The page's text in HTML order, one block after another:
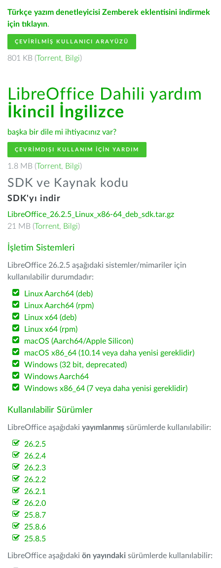
Türkçe yazım denetleyicisi Zemberek eklentisini indirmek
için tıklayın.
ÇEVIRILMIŞ KULLANICI ARAYÜZÜ
801 KB (Torrent, Bilgi)
LibreOffice Dahili yardım
İkincil İngilizce
başka bir dile mi ihtiyacınız var?
ÇEVRIMDIŞI KULLANIM IÇIN YARDIM
1.8 MB (Torrent, Bilgi)
SDK ve Kaynak kodu
SDK'yı indir
LibreOffice_26.2.5_Linux_x86-64_deb_sdk.tar.gz
21 MB (Torrent, Bilgi)
İşletim Sistemleri
LibreOffice 26.2.5 aşağıdaki sistemler/mimariler için
kullanılabilir durumdadır:
Linux Aarch64 (deb)
Linux Aarch64 (rpm)
Linux x64 (deb)
Linux x64 (rpm)
macOS (Aarch64/Apple Silicon)
macOS x86_64 (10.14 veya daha yenisi gereklidir)
Windows (32 bit, deprecated)
Windows Aarch64
Windows x86_64 (7 veya daha yenisi gereklidir)
Kullanılabilir Sürümler
LibreOffice aşağıdaki yayımlanmış sürümlerde kullanılabilir:
26.2.5
26.2.4
26.2.3
26.2.2
26.2.1
26.2.0
25.8.7
25.8.6
25.8.5
LibreOffice aşağıdaki ön yayındaki sürümlerde kullanılabilir: